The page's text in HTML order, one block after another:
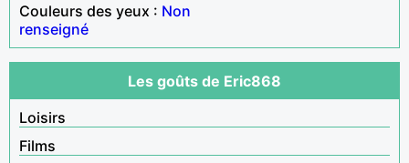
Couleurs des yeux : Non
renseigné
Les goûts de Eric868
Loisirs
Films